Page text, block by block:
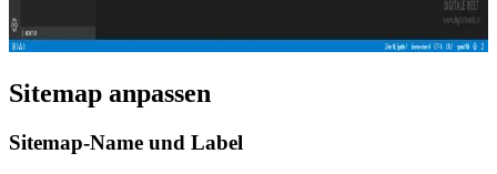
Sitemap anpassen
Sitemap-Name und Label